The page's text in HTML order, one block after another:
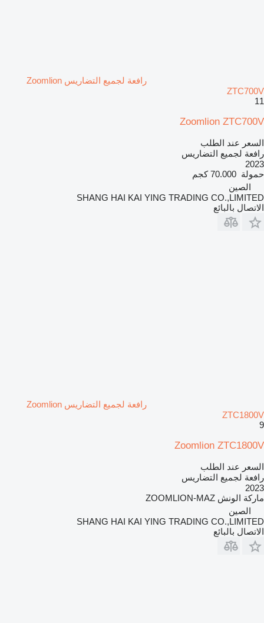
رافعة لجميع التضاريس Zoomlion
ZTC700V
11
Zoomlion ZTC700V
السعر عند الطلب
رافعة لجميع التضاريس
2023
حمولة 70.000 كجم
الصين
SHANG HAI KAI YING TRADING CO.,LIMITED
الاتصال بالبائع
رافعة لجميع التضاريس Zoomlion
ZTC1800V
9
Zoomlion ZTC1800V
السعر عند الطلب
رافعة لجميع التضاريس
2023
ماركة الونش ZOOMLION-MAZ
الصين
SHANG HAI KAI YING TRADING CO.,LIMITED
الاتصال بالبائع